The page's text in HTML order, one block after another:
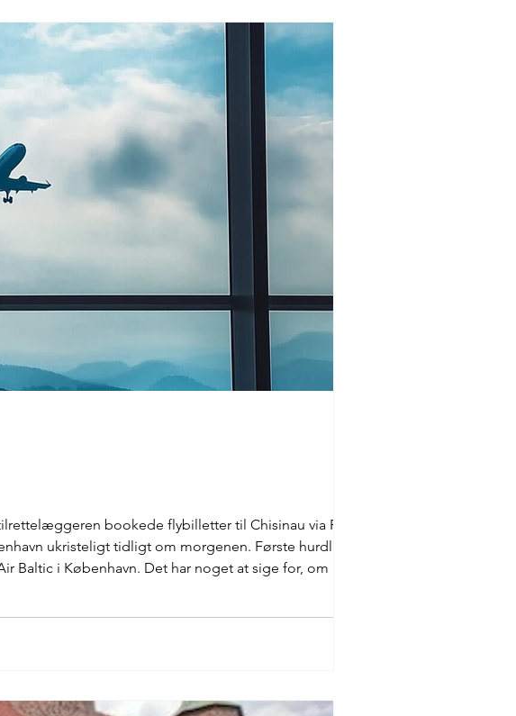
bookede flybilletter til Chisinau via Riga
ukristeligt tidligt om morgenen. Første hurdle
Baltic i København. Det har noget at sige for, om man